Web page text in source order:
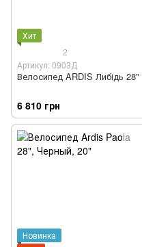
Хит
2
Артикул: 0903Д
Велосипед ARDIS Либідь 28"
6 810 грн
Новинка